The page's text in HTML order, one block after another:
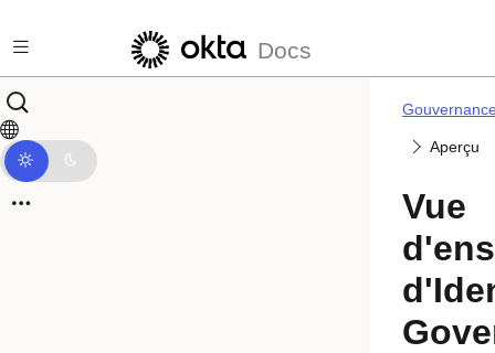
Docs
Aperçu
Vue